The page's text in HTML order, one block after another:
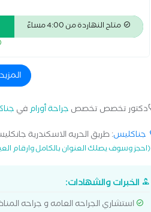
متاح النهاردة من 4:00 مساءً
دكتور تخصص تخصص جراحة أورامفي
جناكليس: طريق الحريه الاسكندرية
(احجز وسوف يصلك العنوان بالكامل وارقام
الخبرات والشهادات:
استشاري الجراحه العامه و جراحه